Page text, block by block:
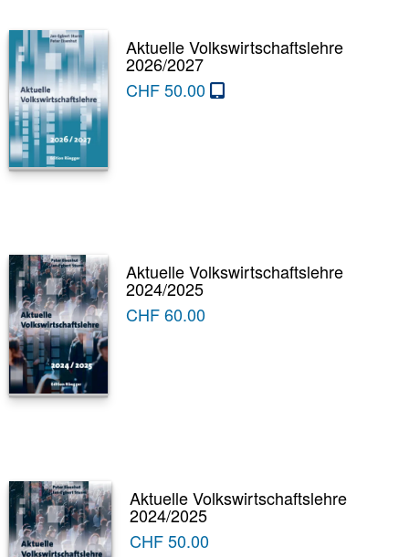
Aktuelle Volkswirtschaftslehre
2026/2027
CHF50.00
Aktuelle Volkswirtschaftslehre
2024/2025
CHF60.00
Aktuelle Volkswirtschaftslehre
2024/2025
CHF50.00